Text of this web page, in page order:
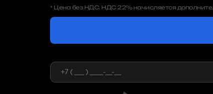
* Цена без НДС. НДС 22% начисляется